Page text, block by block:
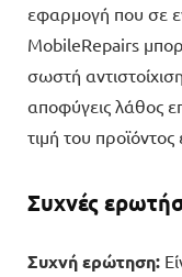
εφαρμογή που σε
MobileRepairs
σωστή
αποφύγεις λάθος
τιμή του προϊόντος
Συχνές
Συχνή ερώτηση: